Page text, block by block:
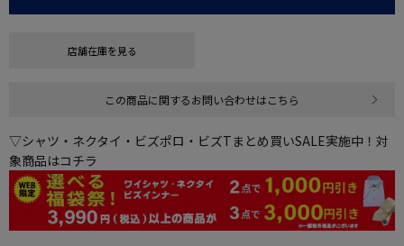
店舗在庫を見る
この商品に関するお問い合わせはこちら
▽シャツ・ネクタイ・ビズポロ・ビズTまとめ買いSALE実施中！対
象商品はコチラ